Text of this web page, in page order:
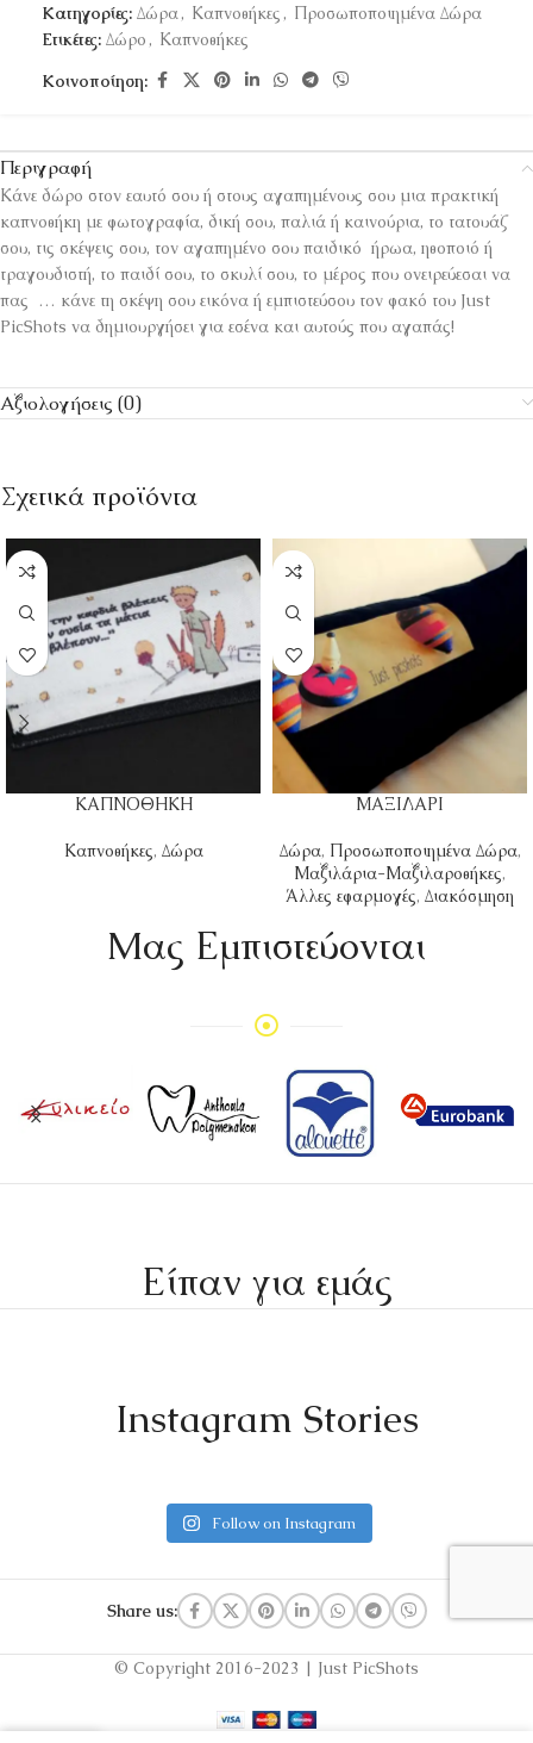
Κατηγορίες: Δώρα, Καπνοθήκες , Προσωποποιημένα Δώρα
Ετικέτες: Δώρο , Καπνοθήκες
Κοινοποίηση:
Περιγραφή
Κάνε δώρο στον εαυτό σου ή στους αγαπημένους σου μια πρακτική
καπνοθήκη με φωτογραφία, δική σου, παλιά ή καινούρια, το τατουάζ
σου, τις σκέψεις σου, τον αγαπημένο σου παιδικό ήρωα, ηθοποιό ή
τραγουδιστή, το παιδί σου, το σκυλί σου, το μέρος που ονειρεύεσαι να
πας … κάνε τη σκέψη σου εικόνα ή εμπιστεύσου τον φακό του Just
PicShots να δημιουργήσει για εσένα και αυτούς που αγαπάς!
Αξιολογήσεις (0)
Σχετικά προϊόντα
ΚΑΠΝΟΘΗΚΗ
Καπνοθήκες, Δώρα
ΜΑΞΙΛΑΡΙ
Δώρα, Προσωποποιημένα Δώρα,
Μαξιλάρια-Μαξιλαροθήκες,
Άλλες εφαρμογές, Διακόσμηση
Mας Εμπιστεύονται
Είπαν για εμάς
Instagram Stories
Follow on Instagram
Share us:
© Copyright 2016-2023 | Just PicShots